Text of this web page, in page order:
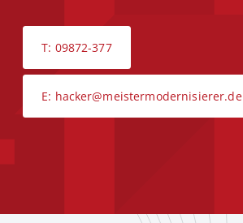
T: 09872-377
E: hacker@meistermodernisierer.de